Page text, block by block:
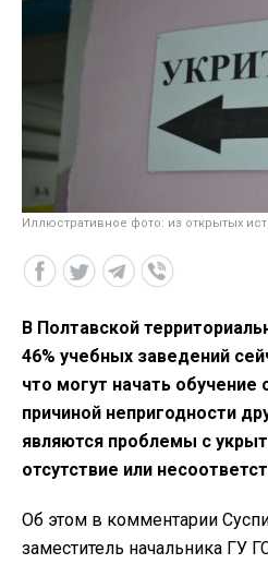
Иллюстративное фото: из открытых
В Полтавской
46% учебных заведений
что могут начать обучение
причиной непригодности
являются проблемы с
отсутствие или
Об этом в комментарии
заместитель начальника ГУ